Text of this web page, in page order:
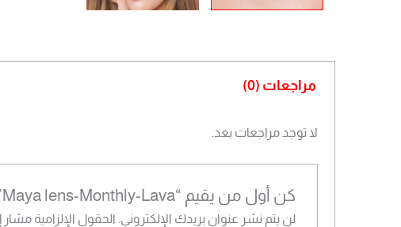
مراجعات (0)
لا توجد مراجعات بعد.
كن أول من يقيم “Maya lens-Monthly-Lava”
لن يتم نشر عنوان بريدك الإلكتروني. الحقول الإلزامية مشار